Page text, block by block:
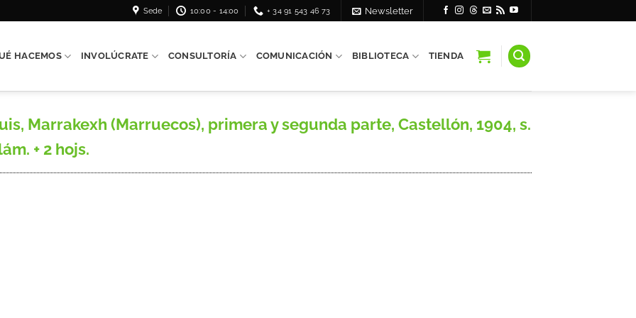
Sede 10:00 - 14:00 + 34 91 543 46 73 Newsletter
HACEMOS INVOLÚCRATE CONSULTORÍA COMUNICACIÓN BIBLIOTECA TIENDA
Marrakexh (Marruecos), primera y segunda parte, Castellón, 1904, s.
+ 2 hojs.